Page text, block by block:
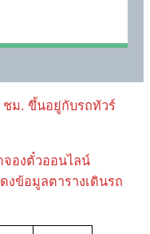
ชม. ขึ้นอยู่กับรถทัวร์
จองตั๋วออนไลน์
ข้อมูลตารางเดินรถ